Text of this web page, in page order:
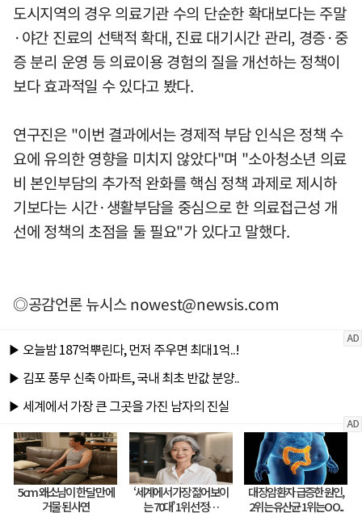
도시지역의 경우 의료기관 수의 단순한 확대보다는 주말
·야간 진료의 선택적 확대, 진료 대기시간 관리, 경증·중
증 분리 운영 등 의료이용 경험의 질을 개선하는 정책이
보다 효과적일 수 있다고 봤다.
연구진은 "이번 결과에서는 경제적 부담 인식은 정책 수
요에 유의한 영향을 미치지 않았다"며 "소아청소년 의료
비 본인부담의 추가적 완화를 핵심 정책 과제로 제시하
기보다는 시간·생활부담을 중심으로 한 의료접근성 개
선에 정책의 초점을 둘 필요"가 있다고 말했다.
◎공감언론 뉴시스nowest@newsis.com